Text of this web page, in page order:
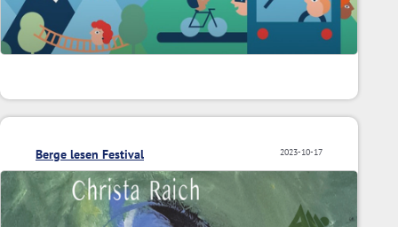
2023-10-17
Berge lesen Festival